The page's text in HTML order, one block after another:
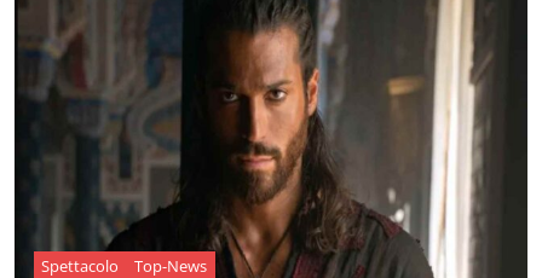
Spettacolo Top-News